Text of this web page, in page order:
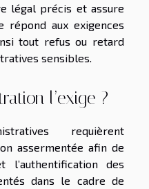
légal précis et assure
répond aux exigences
tout refus ou retard
sensibles.
l’exige ?
requièrent
assermentée afin de
des
dans le cadre de